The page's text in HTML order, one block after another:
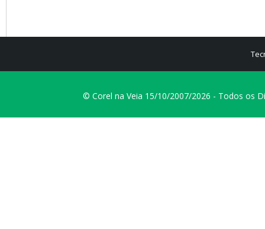
© Corel na Veia 15/10/2007/2026 - Todos os